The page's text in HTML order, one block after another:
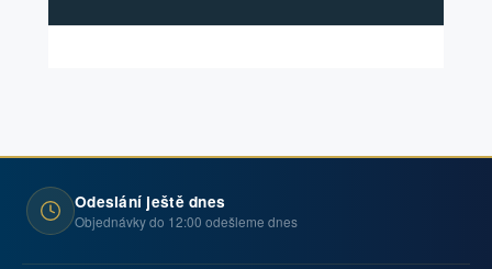
Odeslání ještě dnes
Objednávky do 12:00 odešleme dnes